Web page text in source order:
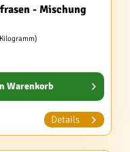
- Mischung
Warenkorb
Details